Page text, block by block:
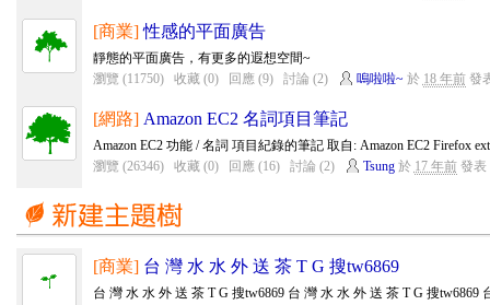
[商業] 性感的平面廣告
靜態的平面廣告，有更多的遐想空間~
瀏覽 (11750)
收藏 (0) 回應 (9) 討論 (2) 嗚啦啦~ 於 18 年前發
[網路] Amazon EC2 名詞項目筆記
Amazon EC2 功能 / 名詞 項目紀錄的筆記 取自: Amazon EC2 Firefox
瀏覽 (26346)
收藏 (0) 回應 (16) 討論 (2) Tsung於 17 年前發表
[商業] 台 灣 水 水 外 送 茶 T G 搜tw6869
台 灣 水 水 外 送 茶 T G 搜tw6869 台 灣 水 水 外 送 茶 T G 搜tw6869